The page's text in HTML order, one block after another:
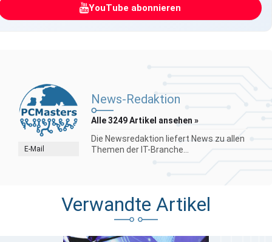
YouTube abonnieren
E-Mail
News-Redaktion
Alle 3249 Artikel ansehen »
Die Newsredaktion liefert News zu allen
Themen der IT-Branche...
Verwandte Artikel